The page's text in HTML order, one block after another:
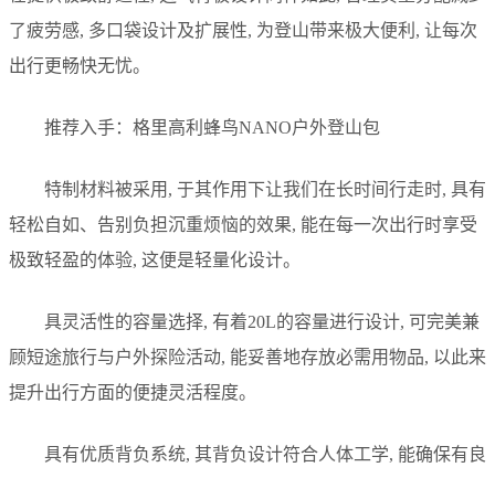
了疲劳感, 多口袋设计及扩展性, 为登山带来极大便利, 让每次
出行更畅快无忧。
推荐入手：格里高利蜂鸟NANO户外登山包
特制材料被采用, 于其作用下让我们在长时间行走时, 具有
轻松自如、告别负担沉重烦恼的效果, 能在每一次出行时享受
极致轻盈的体验, 这便是轻量化设计。
具灵活性的容量选择, 有着20L的容量进行设计, 可完美兼
顾短途旅行与户外探险活动, 能妥善地存放必需用物品, 以此来
提升出行方面的便捷灵活程度。
具有优质背负系统, 其背负设计符合人体工学, 能确保有良